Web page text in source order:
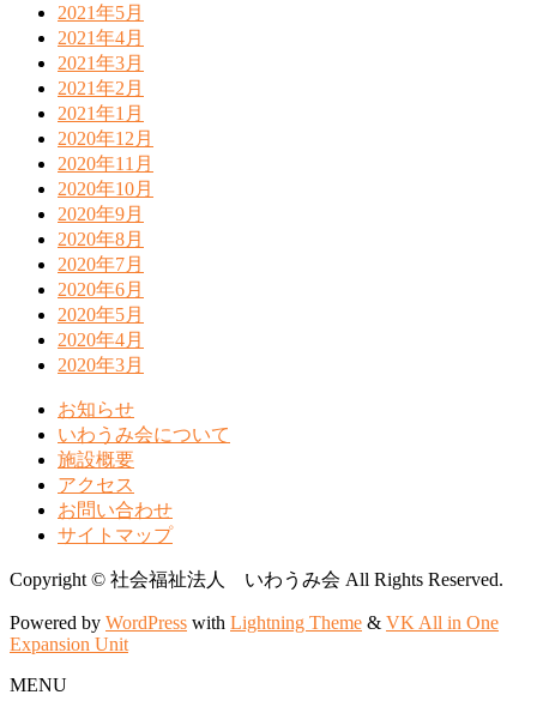
2021年5月
2021年4月
2021年3月
2021年2月
2021年1月
2020年12月
2020年11月
2020年10月
2020年9月
2020年8月
2020年7月
2020年6月
2020年5月
2020年4月
2020年3月
お知らせ
いわうみ会について
施設概要
アクセス
お問い合わせ
サイトマップ
Copyright © 社会福祉法人 いわうみ会 All Rights Reserved.
Powered by WordPress with Lightning Theme & VK All in One
Expansion Unit
MENU